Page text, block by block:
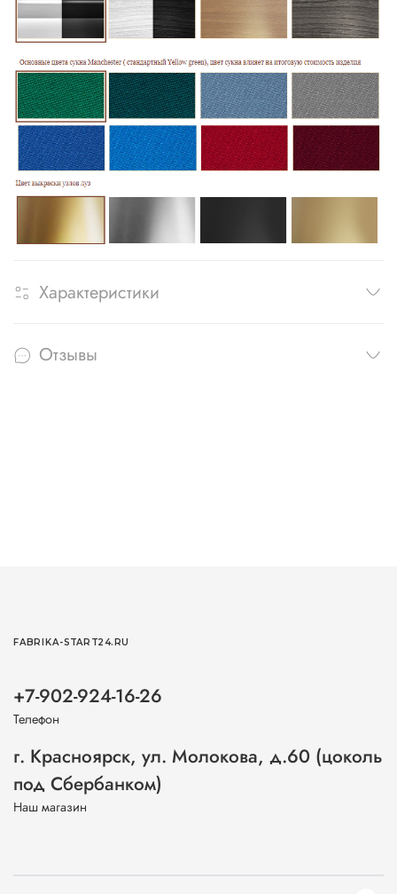
Характеристики
Отзывы
FABRIKA-START24.RU
+7-902-924-16-26
Телефон
г. Красноярск, ул. Молокова, д.60 (цоколь
под Сбербанком)
Наш магазин